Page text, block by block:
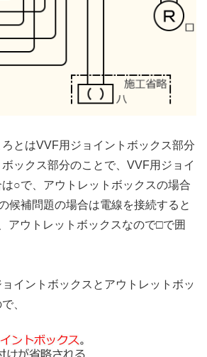
とはVVF用ジョイントボックス部分
ックス部分のことで、VVF用ジョイ
○で、アウトレットボックスの場合
候補問題の場合は電線を接続すると
アウトレットボックスなので□で囲
イントボックスとアウトレットボッ
、